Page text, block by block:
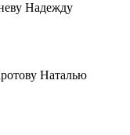
Надежду
Наталью